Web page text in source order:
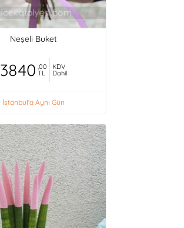
Neşeli Buket
3840 ,00
TL
KDV
Dahil
İstanbul'a Aynı Gün